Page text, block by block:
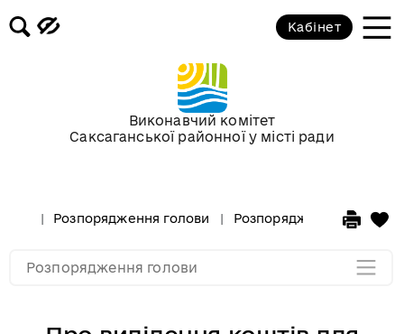
Виконавчий комітет
Саксаганської районної у місті ради
Кабінет
Розпорядження голови Розпорядження голови
Розпорядження голови
Розпорядження голови за 2017 рік